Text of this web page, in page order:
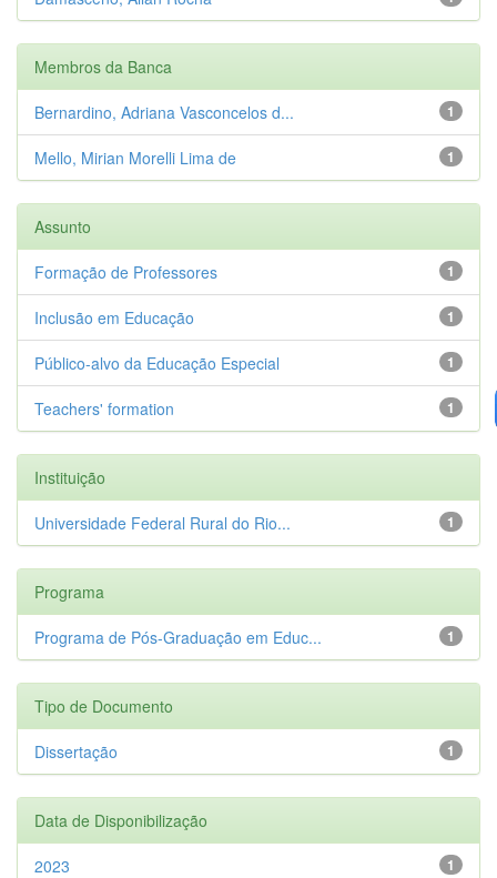
Membros da Banca
1
Bernardino, Adriana Vasconcelos d...
1
Mello, Mirian Morelli Lima de
Assunto
1
Formação de Professores
1
Inclusão em Educação
1
Público-alvo da Educação Especial
1
Teachers' formation
Instituição
1
Universidade Federal Rural do Rio...
Programa
1
Programa de Pós-Graduação em Educ...
Tipo de Documento
1
Dissertação
Data de Disponibilização
1
2023